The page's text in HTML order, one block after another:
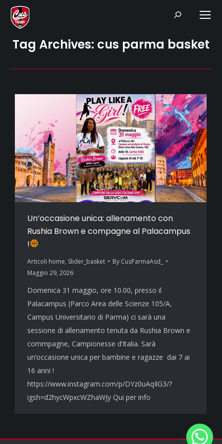
Search:
Tag Archives: cus parma basket
Un’occasione unica: allenamento con
Rushia Brown e compagne al Palacampus
!
Articoli home, Slider_basket By CusParmaAsd_
Maggio 29, 2026
Domenica 31 maggio, ore 10.00, presso il
Palacampus (Parco Area delle Scienze 105/A,
Campus Universitario di Parma) ci sarà una
sessione di allenamento tenuta da Rushia Brown e
commpagne, Campionesse d’Italia. Sarà
un’occasione unica per bambine e ragazze dai 7 ai
16 anni !
https://www.instagram.com/p/DYz0uAqIlG3/?
igsh=d2hycWpxcWZhaWJy Qui per info